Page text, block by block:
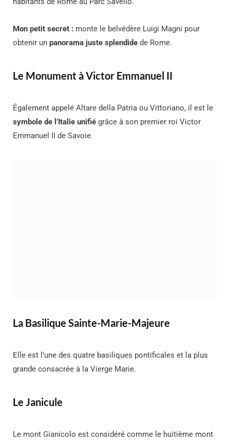
Mon petit secret : monte le belvédère Luigi Magni pour
obtenir un panorama juste splendide de Rome.
Le Monument à Victor Emmanuel II
Également appelé Altare della Patria ou Vittoriano, il est le
symbole de l’Italie unifié grâce à son premier roi Victor
Emmanuel II de Savoie.
La Basilique Sainte-Marie-Majeure
Elle est l’une des quatre basiliques pontificales et la plus
grande consacrée à la Vierge Marie.
Le Janicule
Le mont Gianicolo est considéré comme le huitième mont